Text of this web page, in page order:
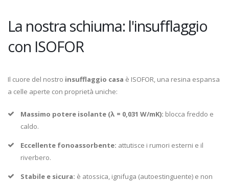
La nostra schiuma: l'insufflaggio
con ISOFOR
Il cuore del nostro insufflaggio casa è ISOFOR, una resina espansa
a celle aperte con proprietà uniche:
Massimo potere isolante (λ = 0,031 W/mK): blocca freddo e
caldo.
Eccellente fonoassorbente: attutisce i rumori esterni e il
riverbero.
Stabile e sicura: è atossica, ignifuga (autoestinguente) e non